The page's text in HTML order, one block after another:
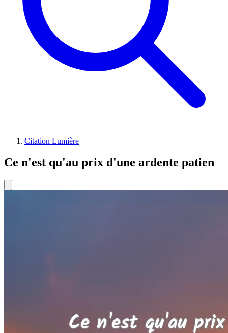
Citation Lumière
Ce n'est qu'au prix d'une ardente patien